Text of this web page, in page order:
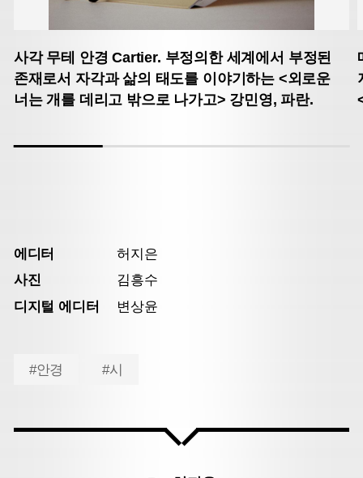
사각 무테 안경 Cartier. 부정의한 세계에서 부정된
존재로서 자각과 삶의 태도를 이야기하는<외로운
너는 개를 데리고 밖으로 나가고> 강민영, 파란.
에디터
허지은
사진
김흥수
디지털 에디터
변상윤
#안경 #시